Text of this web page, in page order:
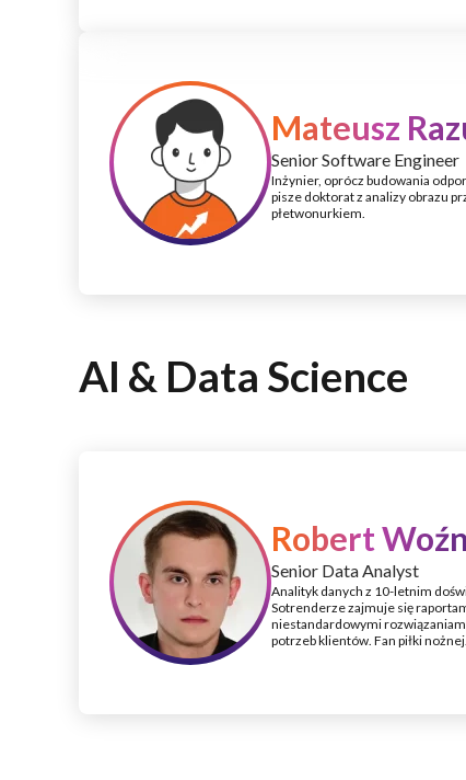
Mateusz
Senior Software Engineer
Inżynier, oprócz budowania
pisze doktorat z analizy obrazu
płetwonurkiem.
AI & Data Science
Robert
Senior Data Analyst
Analityk danych z 10-letnim
Sotrenderze zajmuje się
niestandardowymi
potrzeb klientów. Fan piłki nożnej.